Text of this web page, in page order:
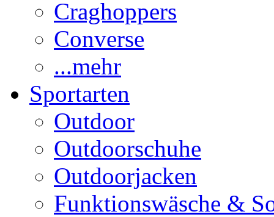
Craghoppers
Converse
...mehr
Sportarten
Outdoor
Outdoorschuhe
Outdoorjacken
Funktionswäsche &